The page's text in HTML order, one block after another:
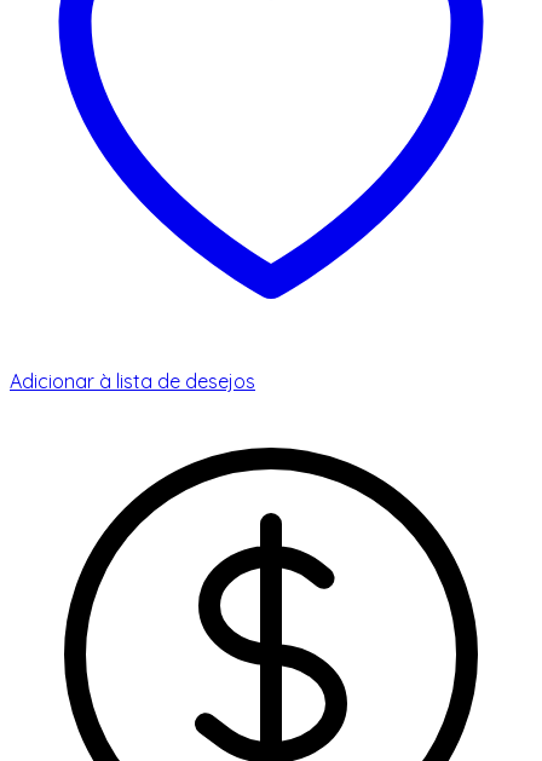
Adicionar à lista de desejos